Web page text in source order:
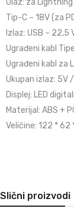
Ulaz: za Lightning
Tip-C – 18V (za
Izlaz: USB – 22,5
Ugrađeni kabl
Ugrađeni kabl za
Ukupan izlaz: 5V
Displej: LED
Materijal: ABS +
Veličine: 122 * 62
Slični proizvodi